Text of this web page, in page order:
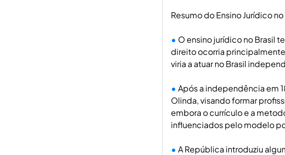
Resumo do Ensino Jurídico no
O ensino jurídico no Brasil
direito ocorria
viria a atuar no Brasil
Após a independência em
Olinda, visando formar
embora o currículo e a
influenciados pelo modelo
A República introduziu